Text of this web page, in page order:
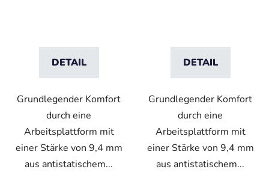
DETAIL
Grundlegender Komfort
durch eine
Arbeitsplattform mit
einer Stärke von 9,4 mm
aus antistatischem...
DETAIL
Grundlegender Komfort
durch eine
Arbeitsplattform mit
einer Stärke von 9,4 mm
aus antistatischem...